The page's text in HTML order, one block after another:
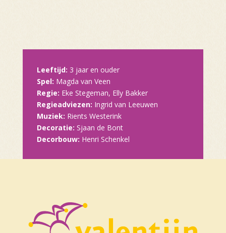
Leeftijd: 3 jaar en ouder
Spel: Magda van Veen
Regie: Eke Stegeman, Elly Bakker
Regieadviezen: Ingrid van Leeuwen
Muziek: Rients Westerink
Decoratie: Sjaan de Bont
Decorbouw: Henri Schenkel